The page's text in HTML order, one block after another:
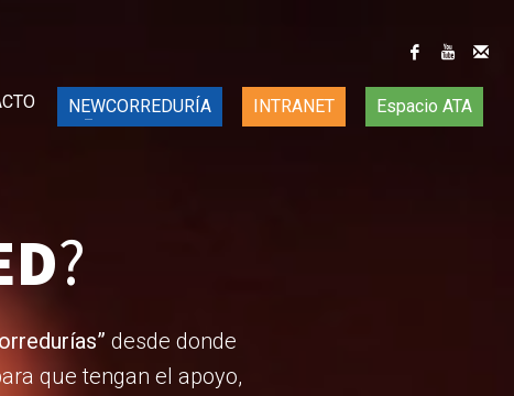
NEWCORREDURÍA INTRANET Espacio ATA
?
desde donde
que tengan el apoyo,